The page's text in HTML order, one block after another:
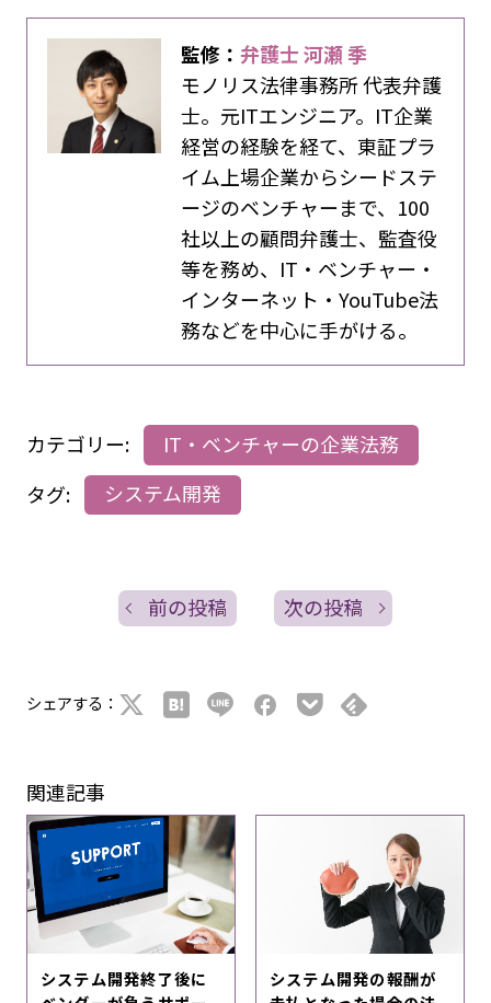
監修：弁護士 河瀬 季
モノリス法律事務所 代表弁護
士。元ITエンジニア。IT企業
経営の経験を経て、東証プラ
イム上場企業からシードステ
ージのベンチャーまで、100
社以上の顧問弁護士、監査役
等を務め、IT・ベンチャー・
インターネット・YouTube法
務などを中心に手がける。
カテゴリー:
IT・ベンチャーの企業法務
タグ:
システム開発
前の投稿 次の投稿
シェアする：
関連記事
システム開発終了後に
システム開発の報酬が